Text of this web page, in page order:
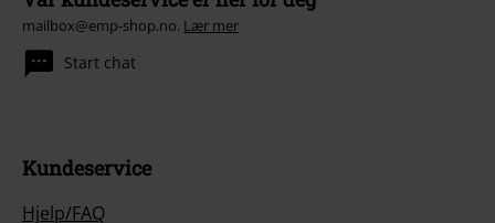
mailbox@emp-shop.no. Lær mer
Start chat
Kundeservice
Hjelp/FAQ